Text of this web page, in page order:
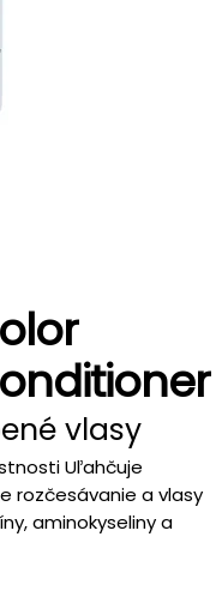
vlasy
Uľahčuje
rozčesávanie a vlasy
aminokyseliny a